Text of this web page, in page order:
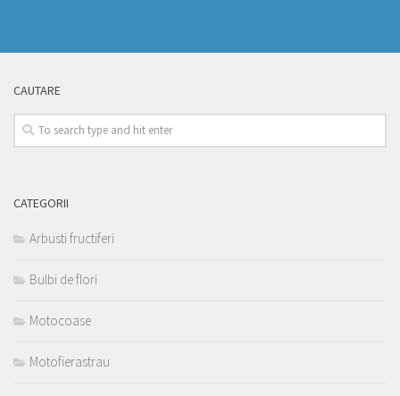
CAUTARE
CATEGORII
Arbusti fructiferi
Bulbi de flori
Motocoase
Motofierastrau